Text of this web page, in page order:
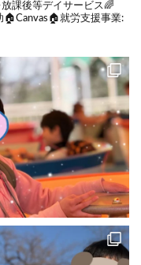
課後等デイサービス🌈
🏠Canvas🏠就労支援事業: